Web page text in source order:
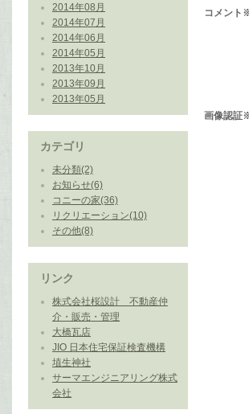
2014年08月
2014年07月
2014年06月
2014年05月
2013年10月
2013年09月
2013年05月
カテゴリ
未分類(2)
お知らせ(6)
コニーの家(36)
リクリエーション(10)
その他(8)
リンク
株式会社桜設計 不動産仲
介・販売・管理
大橋瓦店
JIO 日本住宅保証検査機構
埴生神社
サーマエンジニアリング株式
会社
コメント
画像認証